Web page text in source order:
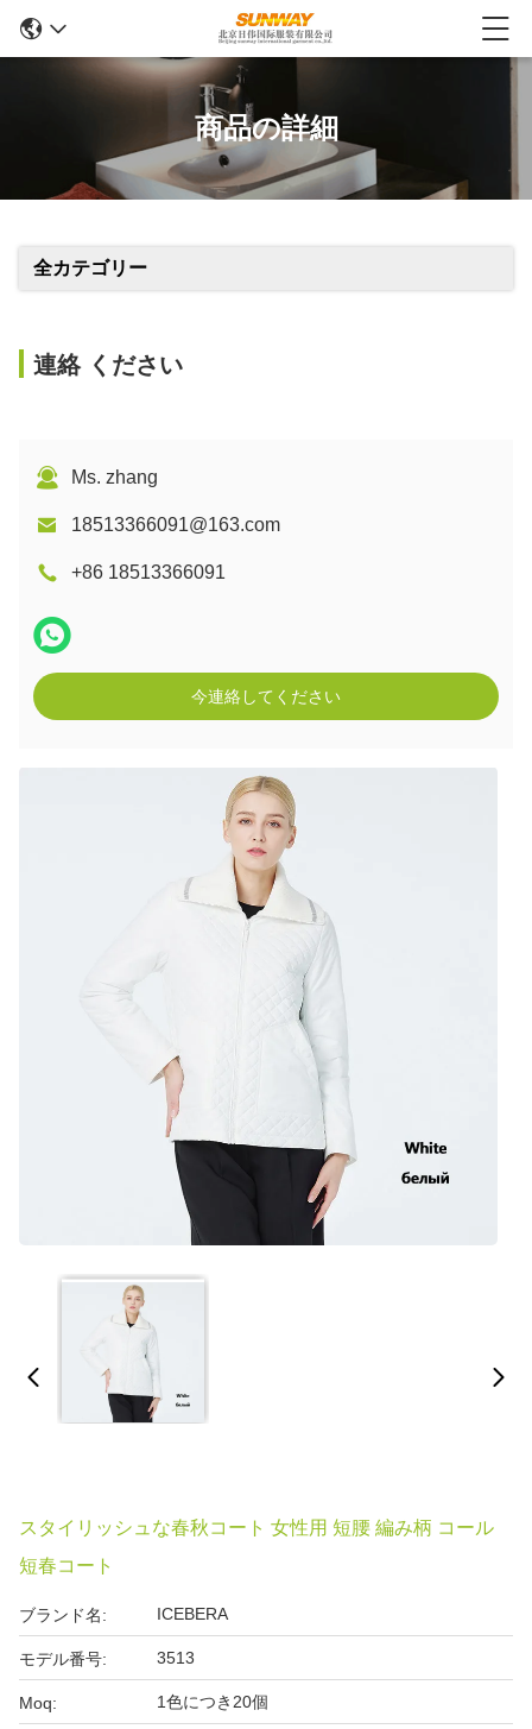
商品の詳細
全カテゴリー
連絡 ください
Ms. zhang
18513366091@163.com
+86 18513366091
今連絡してください
スタイリッシュな春秋コート 女性用 短腰 編み柄 コール
短春コート
ブランド名: ICEBERA
モデル番号: 3513
Moq: 1色につき20個